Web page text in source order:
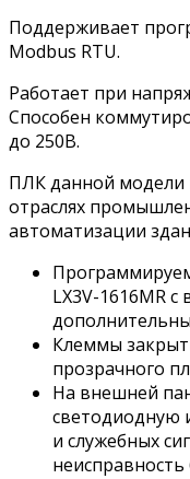
Поддерживает
Modbus RTU.
Работает при
Способен
до 250В.
ПЛК данной модели
отраслях
автоматизации
LX3V-1616MR
Клеммы
прозрачного
На внешней
светодиодную
и служебных